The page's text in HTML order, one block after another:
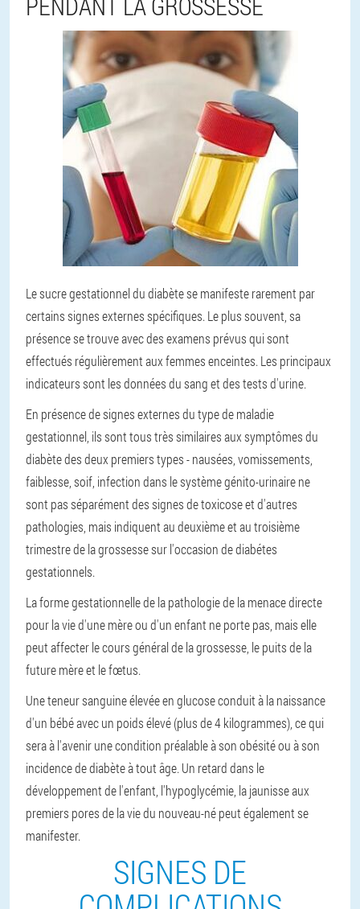
Le sucre gestationnel du diabète se manifeste rarement par
certains signes externes spécifiques. Le plus souvent, sa
présence se trouve avec des examens prévus qui sont
effectués régulièrement aux femmes enceintes. Les principaux
indicateurs sont les données du sang et des tests d'urine.
En présence de signes externes du type de maladie
gestationnel, ils sont tous très similaires aux symptômes du
diabète des deux premiers types - nausées, vomissements,
faiblesse, soif, infection dans le système génito-urinaire ne
sont pas séparément des signes de toxicose et d'autres
pathologies, mais indiquent au deuxième et au troisième
trimestre de la grossesse sur l'occasion de diabétes
gestationnels.
La forme gestationnelle de la pathologie de la menace directe
pour la vie d'une mère ou d'un enfant ne porte pas, mais elle
peut affecter le cours général de la grossesse, le puits de la
future mère et le fœtus.
Une teneur sanguine élevée en glucose conduit à la naissance
d'un bébé avec un poids élevé (plus de 4 kilogrammes), ce qui
sera à l'avenir une condition préalable à son obésité ou à son
incidence de diabète à tout âge. Un retard dans le
développement de l'enfant, l'hypoglycémie, la jaunisse aux
premiers pores de la vie du nouveau-né peut également se
manifester.
SIGNES DE